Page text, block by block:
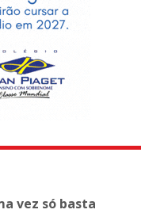
vez só basta